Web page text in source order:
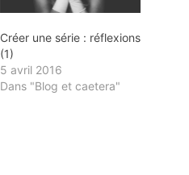
Créer une série : réflexions
(1)
5 avril 2016
Dans "Blog et caetera"